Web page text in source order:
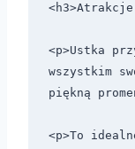
<p>Ustka
wszystkim
piękną
<p>To